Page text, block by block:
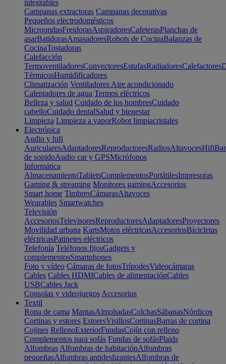
integrables
Campanas extractoras Campanas decorativas
Pequeños electrodomésticos
MicroondasFreidorasAspiradoresCafeterasPlanchas de
asarBatidorasAmasadoresRobots de CocinaBalanzas de
CocinaTostadoras
Calefacción
TermoventiladoresConvectoresEstufasRadiadoresCalefactores
TérmicosHumidificadores
Climatización Ventiladores Aire acondicionado
Calentadores de agua Termos eléctricos
Belleza y salud Cuidado de los hombresCuidado
cabelloCuidado dentalSalud y bienestar
Limpieza Limpieza a vaporRobot limpiacristales
Electrónica
Audio y hifi
AuricularesAdaptadoresReproductoresRadiosAltavocesHifi
de sonidoAudio car y GPSMicrófonos
Informática
AlmacenamientoTabletsComplementosPortátilesImpresoras
Gaming & streaming Monitores gamingAccesorios
Smart home TimbresCámarasAltavoces
Wearables Smartwatches
Televisión
AccesoriosTelevisoresReproductoresAdaptadoresProyectores
Movilidad urbana KartsMotos eléctricasAccesoriosBicicletas
eléctricasPatinetes eléctricos
Telefonía Teléfonos fijosGadgets y
complementosSmartphones
Foto y vídeo Cámaras de fotosTrípodesVideocámaras
Cables Cables HDMICables de alimentaciónCables
USBCables Jack
Consolas y videojuegos Accesorios
Textil
Ropa de cama MantasAlmohadasColchasSábanasNórdicos
Cortinas y estores EstoresVisillosCortinasBarras de cortina
Cojines RellenoExteriorFundasCojín con relleno
Complementos para sofás Fundas de sofásPlaids
Alfombras Alfombras de habitaciónAlfombras
pequeñasAlfombras antideslizantesAlfombras de